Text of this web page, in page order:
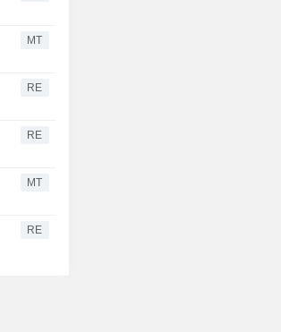
MT
RE
RE
MT
RE